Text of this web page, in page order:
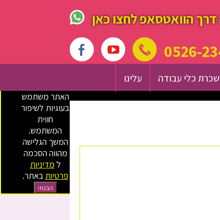
הוואטסאפ לחצו כאן
0526-
כלי עבודה עלינו
האתר משתמש
בעוגיות לשיפור
חווית
המשתמש.
המשך הגלישה
מהווה הסכמה
ל מדיניות
פרטיות באתר.
הבנתי